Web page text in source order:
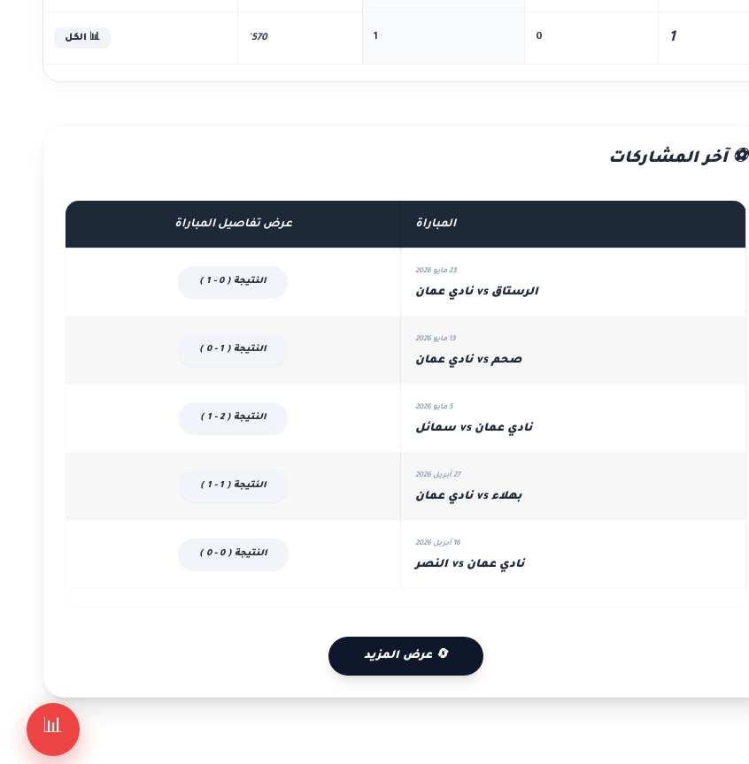
📊
1
0
1
570' 📊 الكل
⚽ آخر المشاركات
المباراة عرض تفاصيل المباراة
23 مايو 2026
الرستاق vs نادي عمان
النتيجة ( 0 - 1 )
13 مايو 2026
صحم vs نادي عمان
النتيجة ( 1 - 0 )
5 مايو 2026
نادي عمان vs سمائل
النتيجة ( 2 - 1 )
27 أبريل 2026
بهلاء vs نادي عمان
النتيجة ( 1 - 1 )
16 أبريل 2026
نادي عمان vs النصر
النتيجة ( 0 - 0 )
🔄 عرض المزيد